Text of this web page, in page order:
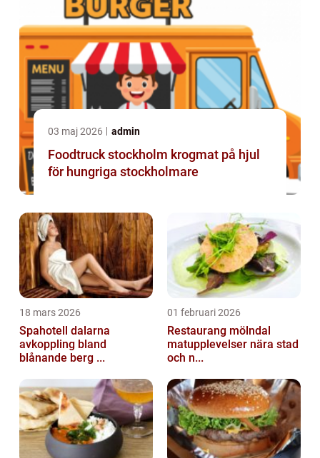
03 maj 2026 admin
Foodtruck stockholm krogmat på hjul
för hungriga stockholmare
18 mars 2026
Spahotell dalarna
avkoppling bland
blånande berg ...
01 februari 2026
Restaurang mölndal
matupplevelser nära stad
och n...